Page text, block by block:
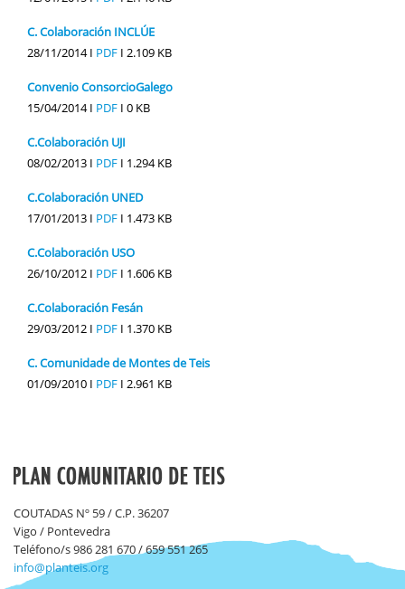
C. Colaboración INCLÚE
28/11/2014 I PDF I 2.109 KB
Convenio ConsorcioGalego
15/04/2014 I PDF I 0 KB
C.Colaboración UJI
08/02/2013 I PDF I 1.294 KB
C.Colaboración UNED
17/01/2013 I PDF I 1.473 KB
C.Colaboración USO
26/10/2012 I PDF I 1.606 KB
C.Colaboración Fesán
29/03/2012 I PDF I 1.370 KB
C. Comunidade de Montes de Teis
01/09/2010 I PDF I 2.961 KB
COUTADAS Nº 59 / C.P. 36207
Vigo / Pontevedra
Teléfono/s 986 281 670 / 659 551 265
info@planteis.org